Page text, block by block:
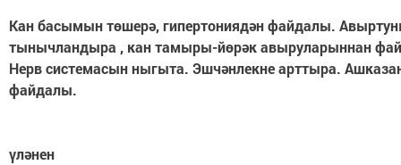
Кан басымын төшерә, гипертониядән файдалы.
тынычландыра , кан тамыры-йөрәк авыруларыннан
Нерв системасын ныгыта. Эшчәнлекне арттыра.
файдалы.
үләнен